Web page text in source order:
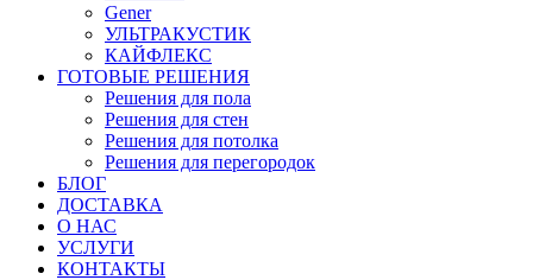
Gener
УЛЬТРАКУСТИК
КАЙФЛЕКС
ГОТОВЫЕ РЕШЕНИЯ
Решения для пола
Решения для стен
Решения для потолка
Решения для перегородок
БЛОГ
ДОСТАВКА
О НАС
УСЛУГИ
КОНТАКТЫ